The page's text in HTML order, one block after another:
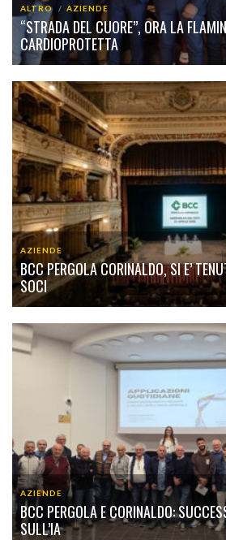
ALTRO AZIENDE
“STRADA DEL CUORE”, ORA LA
CARDIOPROTETTA
AZIENDE
BCC PERGOLA CORINALDO, SI E’
SOCI
AZIENDE
BCC PERGOLA E CORINALDO:
SULL’IA